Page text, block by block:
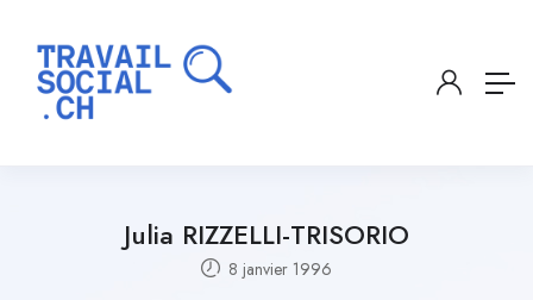
Julia RIZZELLI-TRISORIO
8 janvier 1996